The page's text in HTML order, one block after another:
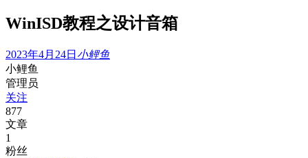
WinISD教程之设计音箱
2023年4月24日 小鲤鱼
小鲤鱼
管理员
关注
877
文章
1
粉丝